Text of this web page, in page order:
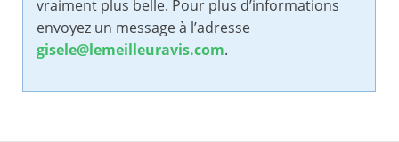
vraiment plus belle. Pour plus d’informations
envoyez un message à l’adresse
gisele@lemeilleuravis.com.